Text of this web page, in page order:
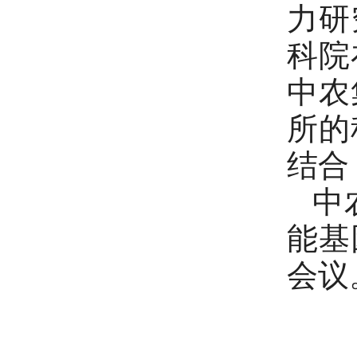
力
科
中
所
结合
中
能
会议